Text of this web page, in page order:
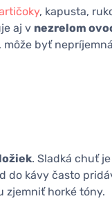
, kapusta,
aj v nezrelom
byť
. Sladká chuť je
do kávy často
zjemniť horké tóny.